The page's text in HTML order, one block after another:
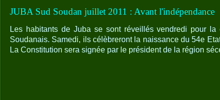
JUBA Sud Soudan juillet 2011 : Avant l'indépendance
Les habitants de Juba se sont réveillés vendredi pour
Soudanais. Samedi, ils célèbreront la naissance du 54e
La Constitution sera signée par le président de la région